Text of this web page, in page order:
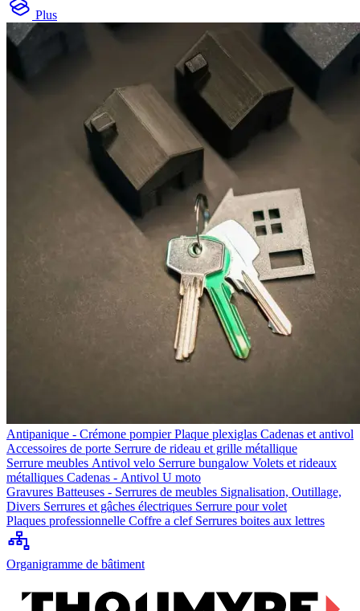
Plus
Antipanique - Crémone pompierPlaque plexiglas Cadenas et antivol
Accessoires de porte Serrure de rideau et grille métallique
Serrure meubles Antivol velo Serrure bungalow Volets et rideaux
métalliques Cadenas - Antivol U moto
Gravures Batteuses - Serrures de meubles Signalisation, Outillage,
Divers Serrures et gâches électriques Serrure pour volet
Plaques professionnelle Coffre a clef Serrures boites aux lettres
Organigramme de bâtiment